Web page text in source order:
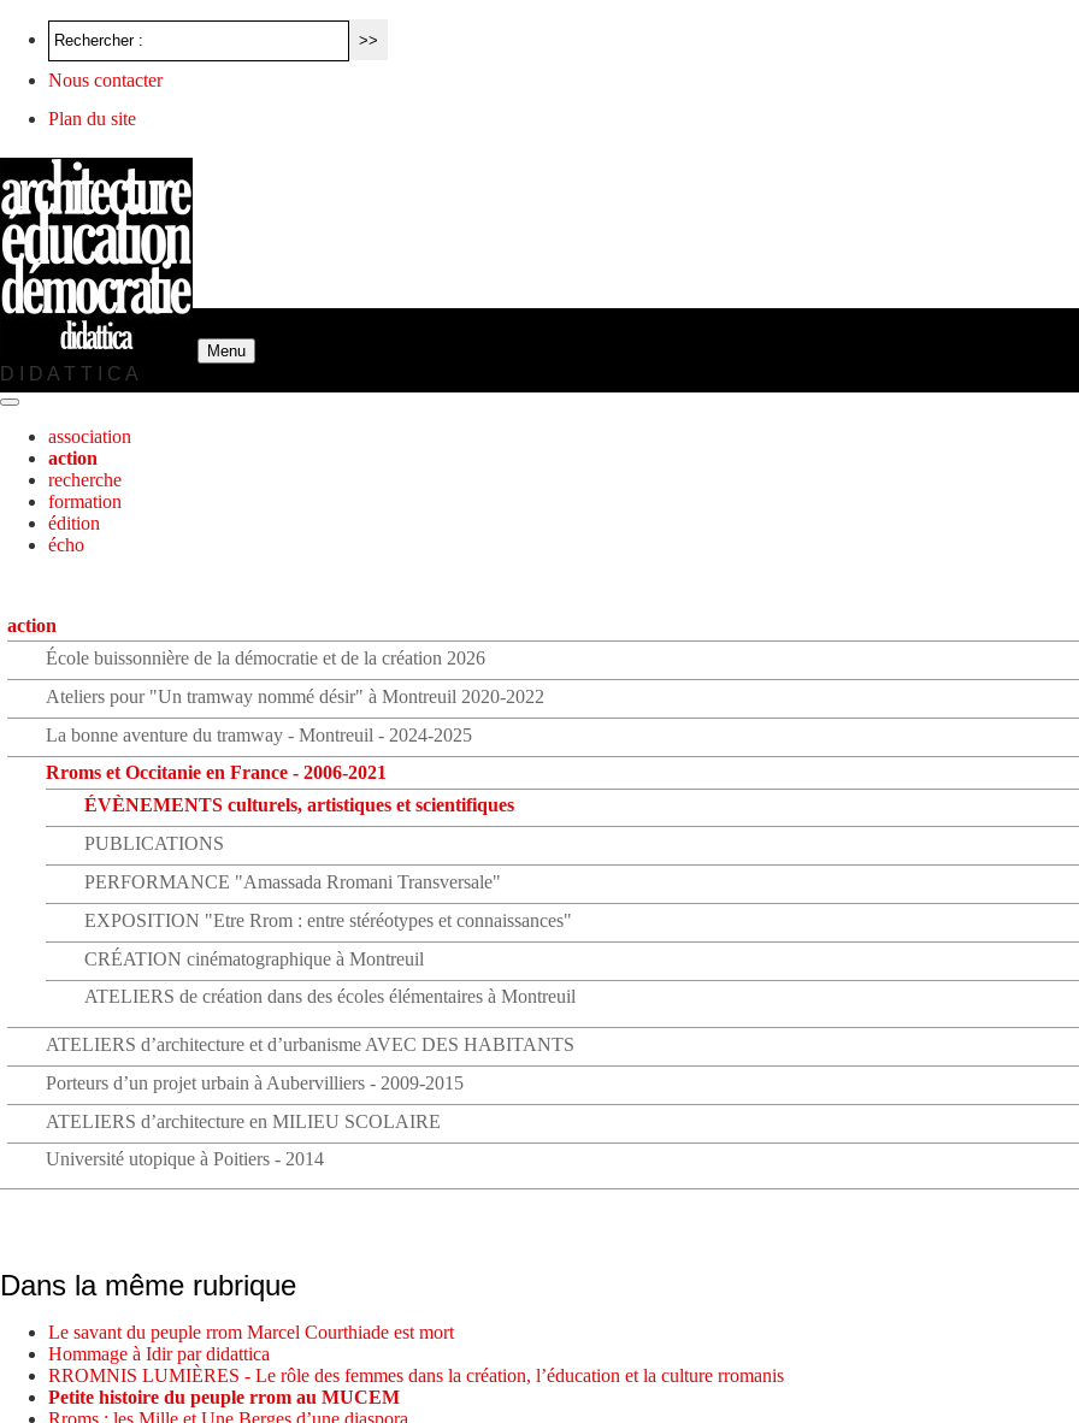
Nous contacter
Plan du site
Menu
D I D A T T I C A
association
action
recherche
formation
édition
écho
action
École buissonnière de la démocratie et de la création 2026
Ateliers pour "Un tramway nommé désir" à Montreuil 2020-2022
La bonne aventure du tramway - Montreuil - 2024-2025
Rroms et Occitanie en France - 2006-2021
ÉVÈNEMENTS culturels, artistiques et scientifiques
PUBLICATIONS
PERFORMANCE "Amassada Rromani Transversale"
EXPOSITION "Etre Rrom : entre stéréotypes et connaissances"
CRÉATION cinématographique à Montreuil
ATELIERS de création dans des écoles élémentaires à Montreuil
ATELIERS d’architecture et d’urbanisme AVEC DES HABITANTS
Porteurs d’un projet urbain à Aubervilliers - 2009-2015
ATELIERS d’architecture en MILIEU SCOLAIRE
Université utopique à Poitiers - 2014
Dans la même rubrique
Le savant du peuple rrom Marcel Courthiade est mort
Hommage à Idir par didattica
RROMNIS LUMIÈRES - Le rôle des femmes dans la création, l’éducation et la culture rromanis
Petite histoire du peuple rrom au MUCEM
Rroms : les Mille et Une Berges d’une diaspora